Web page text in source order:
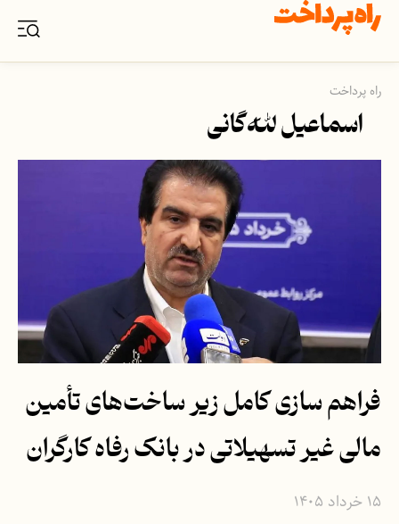
راه پرداخت
اسماعیل لله‌گانی
فراهم سازی کامل زیر ساخت‌های تأمین
مالی غیر تسهیلاتی در بانک رفاه کارگران
۱۵ خرداد ۱۴۰۵